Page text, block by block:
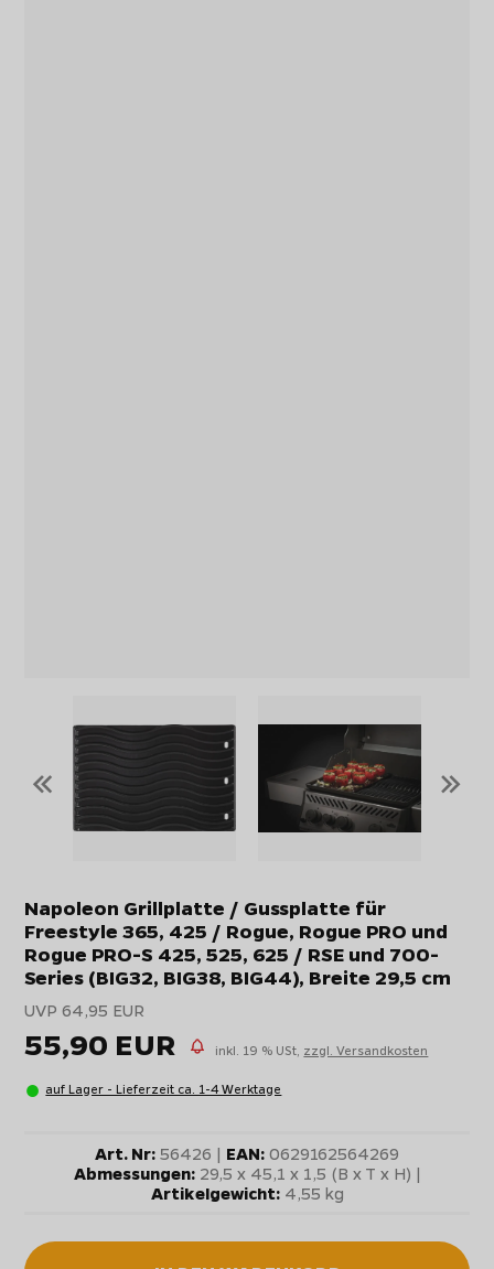
« »
Napoleon Grillplatte / Gussplatte für
Freestyle 365, 425 / Rogue, Rogue PRO und
Rogue PRO-S 425, 525, 625 / RSE und 700-
Series (BIG32, BIG38, BIG44), Breite 29,5 cm
UVP 64,95 EUR
55,90 EUR inkl. 19 % USt, zzgl. Versandkosten
auf Lager - Lieferzeit ca. 1-4 Werktage
Art. Nr: 56426 | EAN: 0629162564269
Abmessungen:29,5 x 45,1 x 1,5 (B x T x H) |
Artikelgewicht:4,55 kg